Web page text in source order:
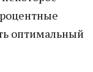
оптимальный